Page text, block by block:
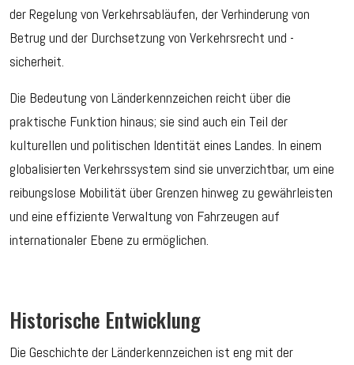
der Regelung von Verkehrsabläufen, der Verhinderung von
Betrug und der Durchsetzung von Verkehrsrecht und -
sicherheit.
Die Bedeutung von Länderkennzeichen reicht über die
praktische Funktion hinaus; sie sind auch ein Teil der
kulturellen und politischen Identität eines Landes. In einem
globalisierten Verkehrssystem sind sie unverzichtbar, um eine
reibungslose Mobilität über Grenzen hinweg zu gewährleisten
und eine effiziente Verwaltung von Fahrzeugen auf
internationaler Ebene zu ermöglichen.
Historische Entwicklung
Die Geschichte der Länderkennzeichen ist eng mit der